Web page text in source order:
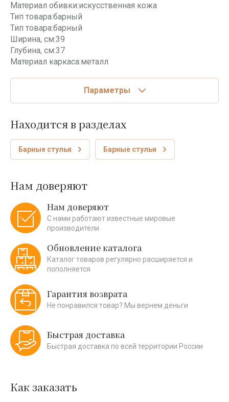
Материал обивки:искусственная кожа
Тип товара:барный
Тип товара:барный
Ширина, см:39
Глубина, см:37
Материал каркаса:металл
Параметры
Находится в разделах
Барные стулья Барные стулья
Нам доверяют
Нам доверяют
С нами работают известные мировые
производители
Обновление каталога
Каталог товаров регулярно расширяется и
пополняется
Гарантия возврата
Не понравился товар? Мы вернем деньги
Быстрая доставка
Быстрая доставка по всей территории России
Как заказать